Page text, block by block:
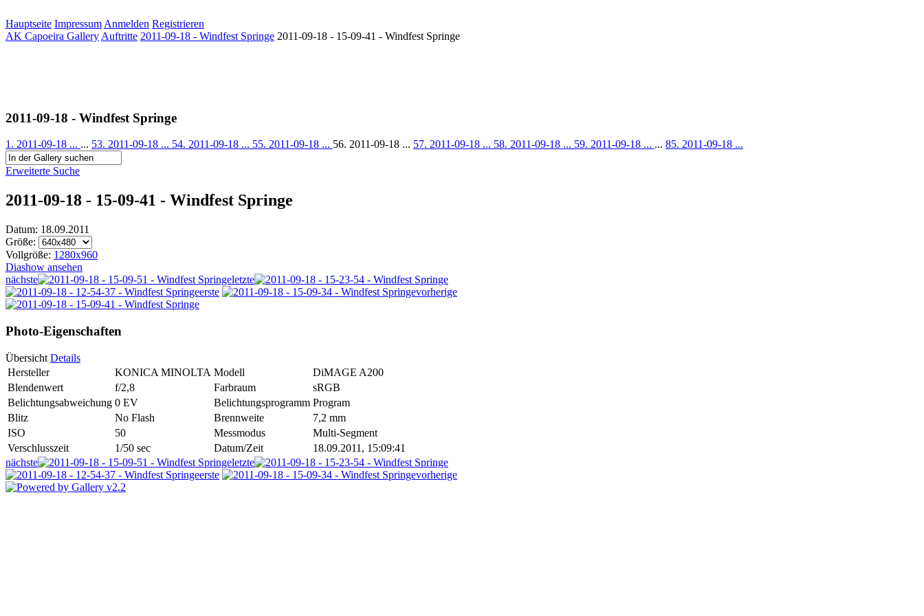
Hauptseite Impressum Anmelden Registrieren
AK Capoeira Gallery Auftritte 2011-09-18 - Windfest Springe 2011-09-18 - 15-09-41 - Windfest Springe
2011-09-18 - Windfest Springe
1. 2011-09-18 ... ... 53. 2011-09-18 ... 54. 2011-09-18 ... 55. 2011-09-18 ... 56. 2011-09-18 ... 57. 2011-09-18 ... 58. 2011-09-18 ... 59. 2011-09-18 ... ... 85. 2011-09-18 ...
Erweiterte Suche
2011-09-18 - 15-09-41 - Windfest Springe
Datum: 18.09.2011
Größe:
Vollgröße: 1280x960
Diashow ansehen
nächste
letzte
erste
vorherige
Photo-Eigenschaften
Übersicht Details
Hersteller
KONICA MINOLTA Modell
DiMAGE A200
Blendenwert
f/2,8 Farbraum
sRGB
Belichtungsabweichung 0 EV Belichtungsprogramm Program
Blitz
No Flash Brennweite
7,2 mm
ISO
50 Messmodus
Multi-Segment
Verschlusszeit
1/50 sec Datum/Zeit
18.09.2011, 15:09:41
nächste
letzte
erste
vorherige